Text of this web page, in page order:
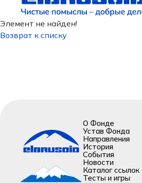
Элемент не найден!
Возврат к списку
О Фонде
Устав Фонда
Направления
История
События
Новости
Каталог ссылок
Тесты и игры